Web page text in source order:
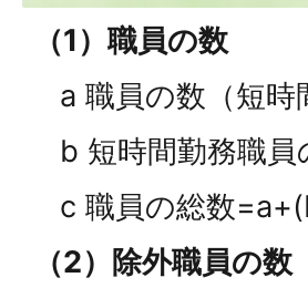
（1）職員の数
a 職員の数（短
b 短時間勤務職
c 職員の総数
（2）除外職員の数